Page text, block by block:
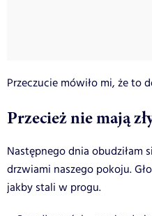
Przeczucie mówiło mi, że to
Przecież nie mają
Następnego dnia obudziłam
drzwiami naszego pokoju.
jakby stali w progu.